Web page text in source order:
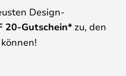
Design-
20-Gutschein* zu, den